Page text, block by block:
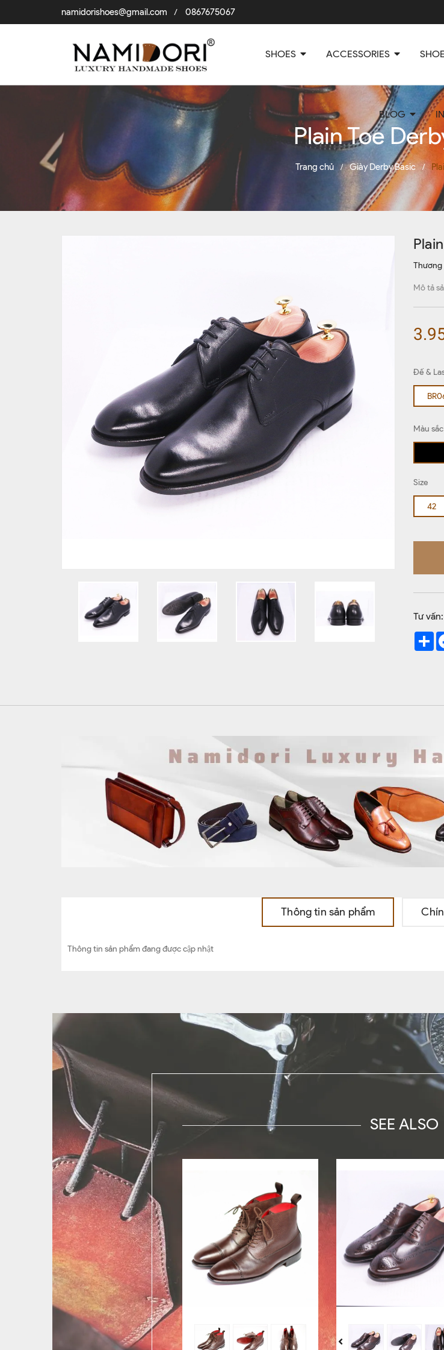
namidorishoes@gmail.com / 0867675067
SHOES ACCESSORIES
BLOG
Plain Toe
Trang chủ / Giày Derby Basic /
Thương
Mô tả
Đế &
Màu sắc
Size
42
Tư vấn:
Thông tin sản phẩm
Thông tin sản phẩm đang được cập nhật
SEE ALSO